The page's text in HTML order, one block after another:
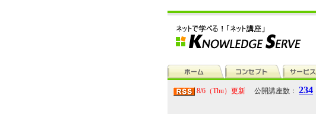
8/6（Thu）更新 公開講座数： 234